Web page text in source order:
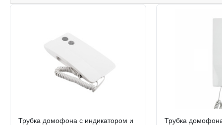
Трубка домофона с индикатором и
Трубка